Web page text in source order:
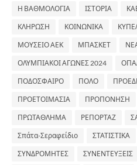
Η ΒΑΘΜΟΛΟΓΙΑ ΙΣΤΟΡΙΑ
ΚΛΗΡΩΣΗ ΚΟΙΝΩΝΙΚΑ
ΜΟΥΣΕΙΟ ΑΕΚ ΜΠΑΣΚΕΤ
ΟΛΥΜΠΙΑΚΟΙ ΑΓΩΝΕΣ 2024
ΠΟΔΟΣΦΑΙΡΟ ΠΟΛΟ
ΠΡΟΕΤΟΙΜΑΣΙΑ ΠΡΟΠΟΝΗΣΗ
ΠΡΩΤΑΘΛΗΜΑ ΡΕΠΟΡΤΑΖ
Σπάτα-Σεραφείδιο ΣΤΑΤΙΣΤΙΚΑ
ΣΥΝΔΡΟΜΗΤΕΣ ΣΥΝΕΝΤΕΥΞΕΙΣ